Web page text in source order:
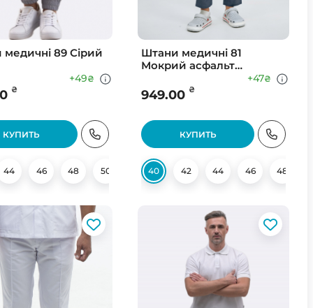
89 Сірий
₴
+49₴
КУПИТЬ
44 46 48 50 54 56
Штани медичні 81
Мокрий асфальт
949.00 ₴
+47₴
КУПИТЬ
40 42 44 46 48